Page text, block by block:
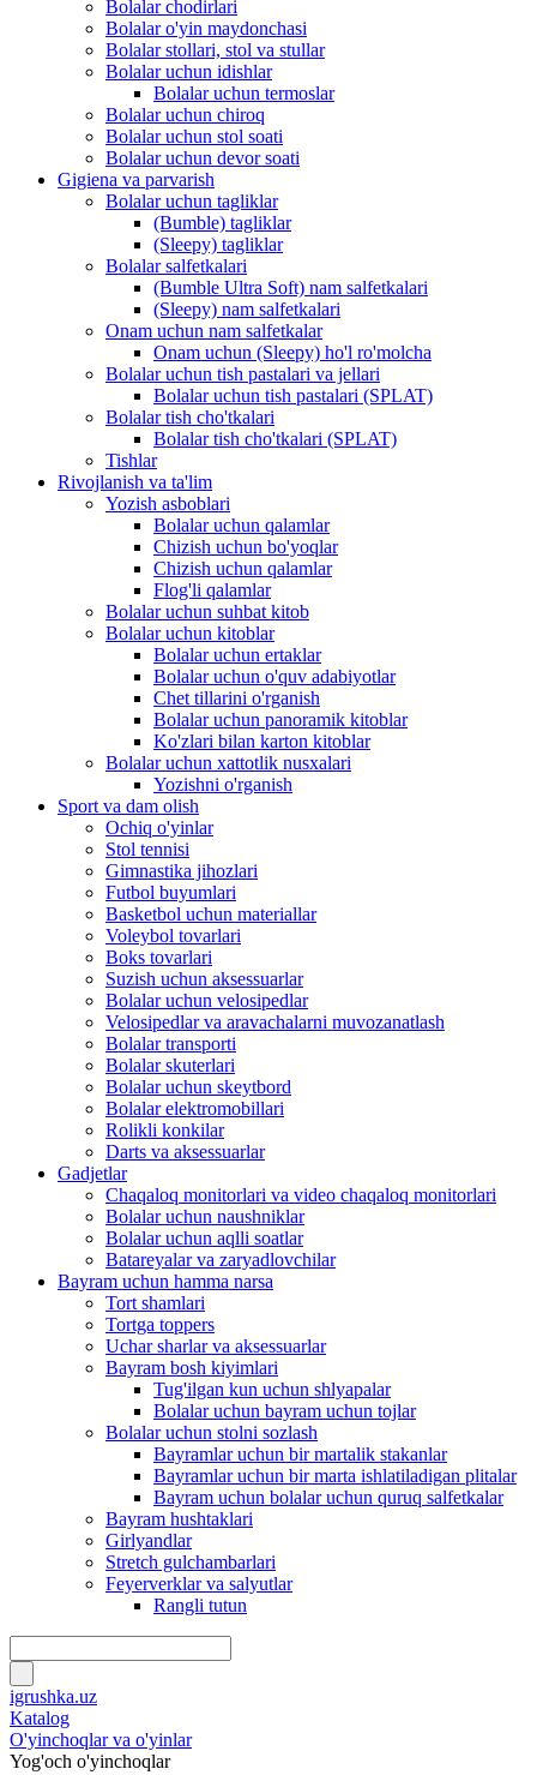
Bolalar chodirlari
Bolalar o'yin maydonchasi
Bolalar stollari, stol va stullar
Bolalar uchun idishlar
Bolalar uchun termoslar
Bolalar uchun chiroq
Bolalar uchun stol soati
Bolalar uchun devor soati
Gigiena va parvarish
Bolalar uchun tagliklar
(Bumble) tagliklar
(Sleepy) tagliklar
Bolalar salfetkalari
(Bumble Ultra Soft) nam salfetkalari
(Sleepy) nam salfetkalari
Onam uchun nam salfetkalar
Onam uchun (Sleepy) ho'l ro'molcha
Bolalar uchun tish pastalari va jellari
Bolalar uchun tish pastalari (SPLAT)
Bolalar tish cho'tkalari
Bolalar tish cho'tkalari (SPLAT)
Tishlar
Rivojlanish va ta'lim
Yozish asboblari
Bolalar uchun qalamlar
Chizish uchun bo'yoqlar
Chizish uchun qalamlar
Flog'li qalamlar
Bolalar uchun suhbat kitob
Bolalar uchun kitoblar
Bolalar uchun ertaklar
Bolalar uchun o'quv adabiyotlar
Chet tillarini o'rganish
Bolalar uchun panoramik kitoblar
Ko'zlari bilan karton kitoblar
Bolalar uchun xattotlik nusxalari
Yozishni o'rganish
Sport va dam olish
Ochiq o'yinlar
Stol tennisi
Gimnastika jihozlari
Futbol buyumlari
Basketbol uchun materiallar
Voleybol tovarlari
Boks tovarlari
Suzish uchun aksessuarlar
Bolalar uchun velosipedlar
Velosipedlar va aravachalarni muvozanatlash
Bolalar transporti
Bolalar skuterlari
Bolalar uchun skeytbord
Bolalar elektromobillari
Rolikli konkilar
Darts va aksessuarlar
Gadjetlar
Chaqaloq monitorlari va video chaqaloq monitorlari
Bolalar uchun naushniklar
Bolalar uchun aqlli soatlar
Batareyalar va zaryadlovchilar
Bayram uchun hamma narsa
Tort shamlari
Tortga toppers
Uchar sharlar va aksessuarlar
Bayram bosh kiyimlari
Tug'ilgan kun uchun shlyapalar
Bolalar uchun bayram uchun tojlar
Bolalar uchun stolni sozlash
Bayramlar uchun bir martalik stakanlar
Bayramlar uchun bir marta ishlatiladigan plitalar
Bayram uchun bolalar uchun quruq salfetkalar
Bayram hushtaklari
Girlyandlar
Stretch gulchambarlari
Feyerverklar va salyutlar
Rangli tutun
igrushka.uz
Katalog
O'yinchoqlar va o'yinlar
Yog'och o'yinchoqlar